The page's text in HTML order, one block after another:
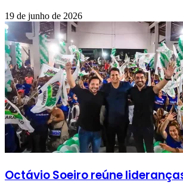
19 de junho de 2026
Octávio Soeiro reúne